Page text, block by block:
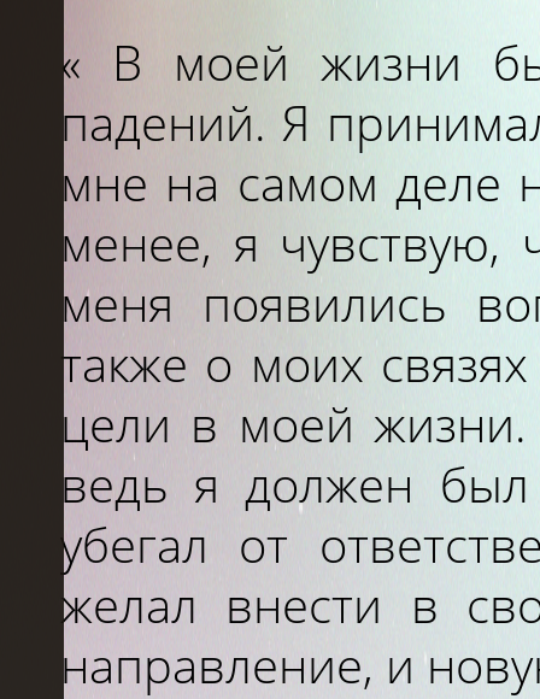
« В моей жизни
падений. Я
мне на самом деле
менее, я чувствую,
меня появились
также о моих
цели в моей
ведь я должен
убегал от
желал внести в
направление, и